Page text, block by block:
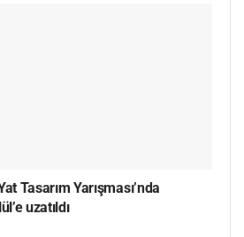
Tasarım Yarışması’nda
uzatıldı